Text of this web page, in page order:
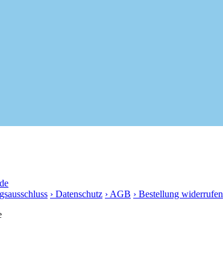
› Datenschutz › AGB › Bestellung widerrufen